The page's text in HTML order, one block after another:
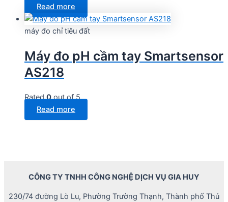
Read more
máy đo chỉ tiêu đất
Máy đo pH cầm tay Smartsensor
AS218
Rated0out of 5
Read more
CÔNG TY TNHH CÔNG NGHỆ DỊCH VỤ GIA HUY
230/74 đường Lò Lu, Phường Trường Thạnh, Thành phố Thủ